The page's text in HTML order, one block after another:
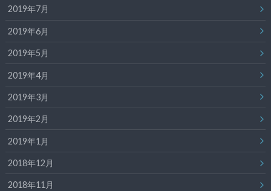
2019年7月
2019年6月
2019年5月
2019年4月
2019年3月
2019年2月
2019年1月
2018年12月
2018年11月